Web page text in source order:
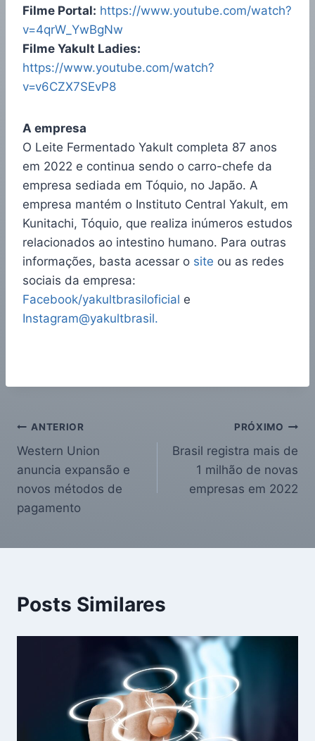
Filme Portal: https://www.youtube.com/watch?
v=4qrW_YwBgNw
Filme Yakult Ladies:
https://www.youtube.com/watch?
v=v6CZX7SEvP8
A empresa
O Leite Fermentado Yakult completa 87 anos
em 2022 e continua sendo o carro-chefe da
empresa sediada em Tóquio, no Japão. A
empresa mantém o Instituto Central Yakult, em
Kunitachi, Tóquio, que realiza inúmeros estudos
relacionados ao intestino humano. Para outras
informações, basta acessar o site ou as redes
sociais da empresa:
Facebook/yakultbrasiloficial e
Instagram@yakultbrasil.
ANTERIOR
Western Union
anuncia expansão e
novos métodos de
pagamento
PRÓXIMO
Brasil registra mais de
1 milhão de novas
empresas em 2022
Posts Similares